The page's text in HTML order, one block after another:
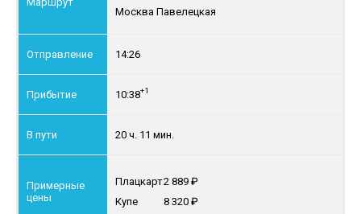
Москва Павелецкая
14:26
10:38+1
20 ч. 11 мин.
Плацкарт2 889
Купе
8 320